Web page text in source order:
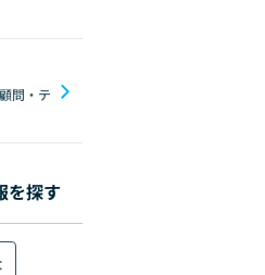
問・テ
を探す